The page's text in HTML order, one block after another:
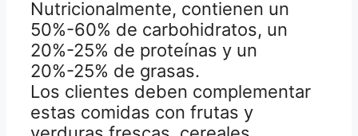
Nutricionalmente, contienen un
50%-60% de carbohidratos, un
20%-25% de proteínas y un
20%-25% de grasas.
Los clientes deben complementar
estas comidas con frutas y